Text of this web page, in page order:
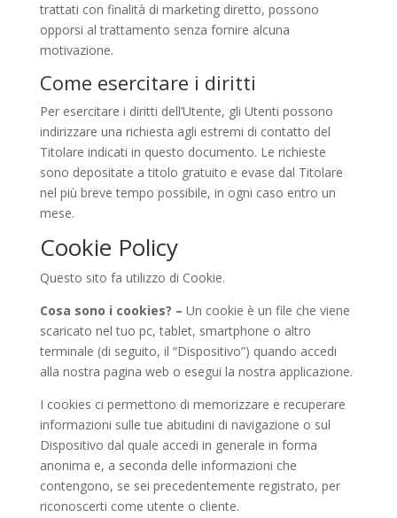
trattati con finalità di marketing diretto, possono
opporsi al trattamento senza fornire alcuna
motivazione.
Come esercitare i diritti
Per esercitare i diritti dell’Utente, gli Utenti possono
indirizzare una richiesta agli estremi di contatto del
Titolare indicati in questo documento. Le richieste
sono depositate a titolo gratuito e evase dal Titolare
nel più breve tempo possibile, in ogni caso entro un
mese.
Cookie Policy
Questo sito fa utilizzo di Cookie.
Cosa sono i cookies? – Un cookie è un file che viene
scaricato nel tuo pc, tablet, smartphone o altro
terminale (di seguito, il “Dispositivo”) quando accedi
alla nostra pagina web o esegui la nostra applicazione.
I cookies ci permettono di memorizzare e recuperare
informazioni sulle tue abitudini di navigazione o sul
Dispositivo dal quale accedi in generale in forma
anonima e, a seconda delle informazioni che
contengono, se sei precedentemente registrato, per
riconoscerti come utente o cliente.